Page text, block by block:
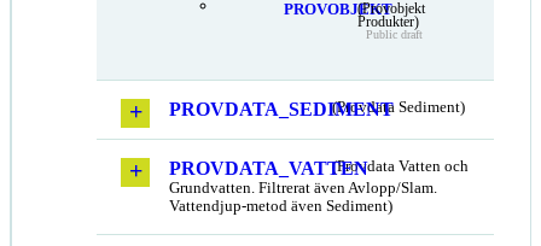
PROVOBJEKT(Provobjekt
Produkter)
Public draft
PROVDATA_SEDIMENT(Provdata Sediment)
PROVDATA_VATTEN(Provdata Vatten och
Grundvatten. Filtrerat även Avlopp/Slam.
Vattendjup-metod även Sediment)